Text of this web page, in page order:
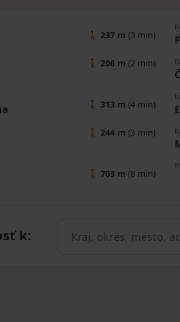
🚶 237 m (3 min)
🚶 206 m (2 min)
🚶 313 m (4 min)
🚶 244 m (3 min)
🚶 703 m (8 min)
k: